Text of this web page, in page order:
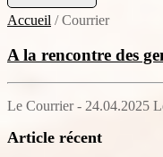
Accueil /Courrier
A la rencontre des
Le Courrier - 24.04.2025
Article récent